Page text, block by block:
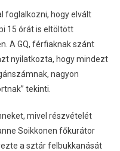
foglalkozni, hogy elvált
15 órát is eltöltött
A GQ, férfiaknak szánt
nyilatkozta, hogy mindezt
nagyon
tekinti.
mivel részvételét
Soikkonen főkurátor
a sztár felbukkanását